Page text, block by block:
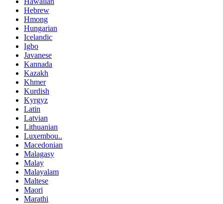
Hebrew
Hmong
Hungarian
Icelandic
Igbo
Javanese
Kannada
Kazakh
Khmer
Kurdish
Kyrgyz
Latin
Latvian
Lithuanian
Luxembou..
Macedonian
Malagasy
Malay
Malayalam
Maltese
Maori
Marathi